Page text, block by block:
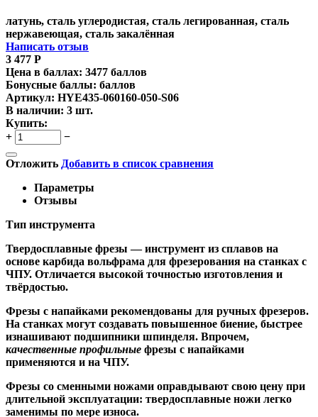
латунь, сталь углеродистая, сталь легированная, сталь
нержавеющая, сталь закалённая
Написать отзыв
3 477 Р
Цена в баллах: 3477 баллов
Бонусные баллы: баллов
Артикул: HYE435-060160-050-S06
В наличии: 3 шт.
Купить:
+
−
Отложить Добавить в список сравнения
Параметры
Отзывы
Тип инструмента
Твердосплавные фрезы — инструмент из сплавов на
основе карбида вольфрама для фрезерования на станках с
ЧПУ. Отличается высокой точностью изготовления и
твёрдостью.
Фрезы с напайками рекомендованы для ручных фрезеров.
На станках могут создавать повышенное биение, быстрее
изнашивают подшипники шпинделя. Впрочем,
качественные профильные фрезы с напайками
применяются и на ЧПУ.
Фрезы со сменными ножами оправдывают свою цену при
длительной эксплуатации: твердосплавные ножи легко
заменимы по мере износа.